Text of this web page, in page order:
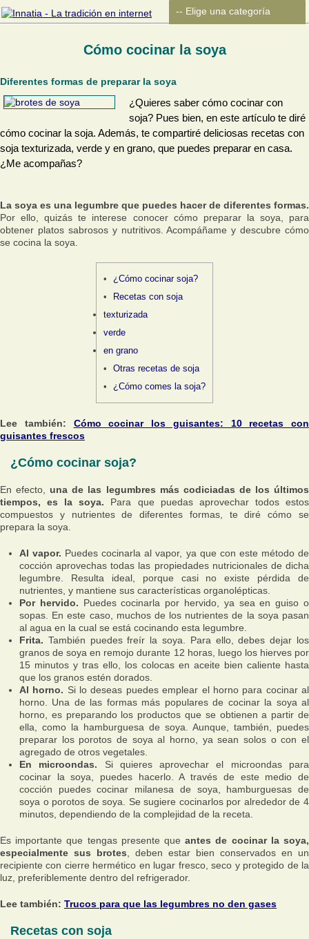
Cómo cocinar la soya
Diferentes formas de preparar la soya
¿Quieres saber cómo cocinar con
soja? Pues bien, en este artículo te diré
cómo cocinar la soja. Además, te compartiré deliciosas recetas con
soja texturizada, verde y en grano, que puedes preparar en casa.
¿Me acompañas?
La soya es una legumbre que puedes hacer de diferentes formas.
Por ello, quizás te interese conocer cómo preparar la soya, para
obtener platos sabrosos y nutritivos. Acompáñame y descubre cómo
se cocina la soya.
¿Cómo cocinar soja?
Recetas con soja
texturizada
verde
en grano
Otras recetas de soja
¿Cómo comes la soja?
Lee también: Cómo cocinar los guisantes: 10 recetas con
guisantes frescos
¿Cómo cocinar soja?
En efecto,
una de las legumbres más codiciadas de los últimos
tiempos, es la soya. Para que puedas aprovechar todos estos
compuestos y nutrientes de diferentes formas, te diré cómo se
prepara la soya.
Al vapor. Puedes cocinarla al vapor, ya que con este método de
cocción aprovechas todas las propiedades nutricionales de dicha
legumbre. Resulta ideal, porque casi no existe pérdida de
nutrientes, y mantiene sus características organolépticas.
Por hervido. Puedes cocinarla por hervido, ya sea en guiso o
sopas. En este caso, muchos de los nutrientes de la soya pasan
al agua en la cual se está cocinando esta legumbre.
Frita. También puedes freír la soya. Para ello, debes dejar los
granos de soya en remojo durante 12 horas, luego los hierves por
15 minutos y tras ello, los colocas en aceite bien caliente hasta
que los granos estén dorados.
Al horno. Si lo deseas puedes emplear el horno para cocinar al
horno. Una de las formas más populares de cocinar la soya al
horno, es preparando los productos que se obtienen a partir de
ella, como la hamburguesa de soya. Aunque, también, puedes
preparar los porotos de soya al horno, ya sean solos o con el
agregado de otros vegetales.
En microondas. Si quieres aprovechar el microondas para
cocinar la soya, puedes hacerlo. A través de este medio de
cocción puedes cocinar milanesa de soya, hamburguesas de
soya o porotos de soya. Se sugiere cocinarlos por alrededor de 4
minutos, dependiendo de la complejidad de la receta.
Es importante que tengas presente queantes de cocinar la soya,
especialmente sus brotes , deben estar bien conservados en un
recipiente con cierre hermético en lugar fresco, seco y protegido de la
luz, preferiblemente dentro del refrigerador.
Lee también: Trucos para que las legumbres no den gases
Recetas con soja